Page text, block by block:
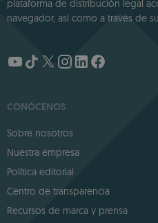
plataforma de distribución legal
navegador, así como a través de
CONÓCENOS
Sobre nosotros
Nuestra empresa
Política editorial
Centro de transparencia
Recursos de marca y prensa